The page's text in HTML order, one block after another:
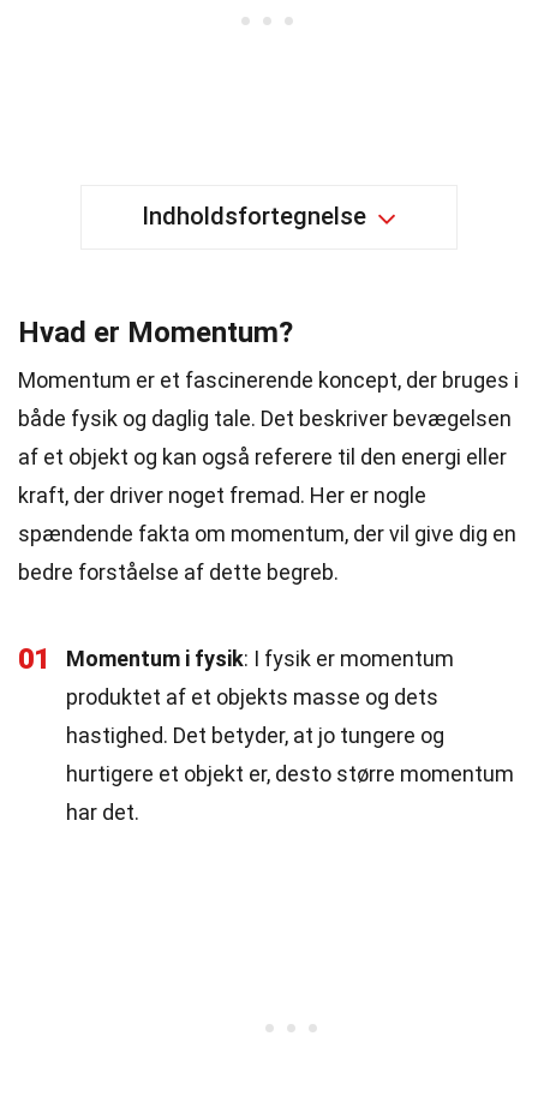
Indholdsfortegnelse
Hvad er Momentum?
Momentum er et fascinerende koncept, der bruges i
både fysik og daglig tale. Det beskriver bevægelsen
af et objekt og kan også referere til den energi eller
kraft, der driver noget fremad. Her er nogle
spændende fakta om momentum, der vil give dig en
bedre forståelse af dette begreb.
01 Momentum i fysik: I fysik er momentum
produktet af et objekts masse og dets
hastighed. Det betyder, at jo tungere og
hurtigere et objekt er, desto større momentum
har det.